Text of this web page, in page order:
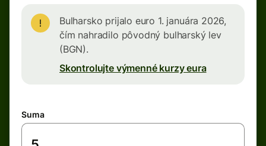
Bulharsko prijalo euro 1. januára 2026,
čím nahradilo pôvodný bulharský lev
(BGN).
Skontrolujte výmenné kurzy eura
Suma